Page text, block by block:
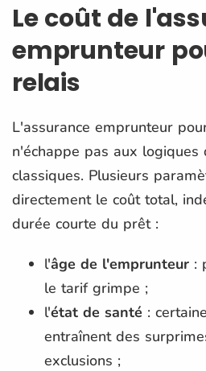
Le coût de
emprunteur
relais
L'assurance emprunteur
n'échappe pas aux logiques
classiques. Plusieurs
directement le coût total,
durée courte du prêt :
l'âge de l'emprunteur :
le tarif grimpe ;
l'état de santé :
entraînent des
exclusions ;